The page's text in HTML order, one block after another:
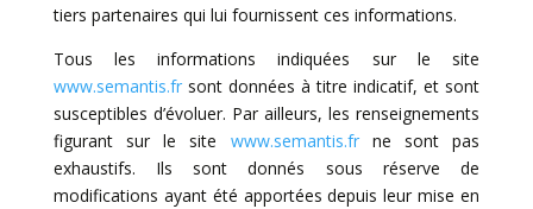
tiers partenaires qui lui fournissent ces informations.
Tous les informations indiquées sur le site
www.semantis.frsont données à titre indicatif, et sont
susceptibles d’évoluer. Par ailleurs, les renseignements
figurant sur le site www.semantis.frne sont pas
exhaustifs. Ils sont donnés sous réserve de
modifications ayant été apportées depuis leur mise en